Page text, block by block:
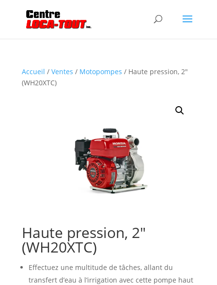
Accueil / Ventes / Motopompes / Haute pression, 2″
(WH20XTC)
Haute pression, 2″
(WH20XTC)
Effectuez une multitude de tâches, allant du
transfert d’eau à l’irrigation avec cette pompe haut